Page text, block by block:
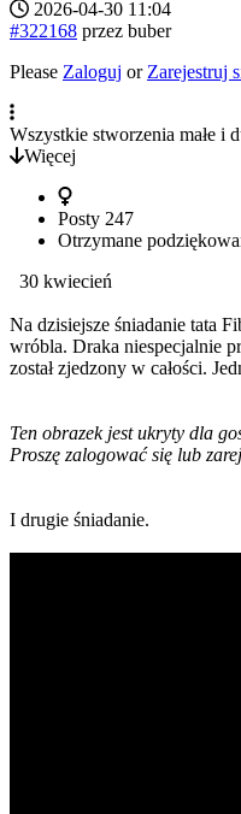
2026-04-30 11:04
#322168 przez buber
Please Zaloguj or Zarejestruj
Wszystkie stworzenia małe i
Więcej
Posty 247
Otrzymane
30 kwiecień
Na dzisiejsze śniadanie tata
wróbla. Draka niespecjalnie
został zjedzony w całości.
Ten obrazek jest ukryty dla
Proszę zalogować się lub
I drugie śniadanie.